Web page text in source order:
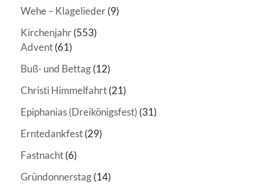
Wehe – Klagelieder(9)
Kirchenjahr(553)
Advent(61)
Buß- und Bettag(12)
Christi Himmelfahrt(21)
Epiphanias (Dreikönigsfest) (31)
Erntedankfest(29)
Fastnacht(6)
Gründonnerstag(14)